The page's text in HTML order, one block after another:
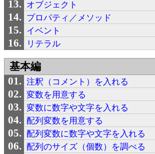
オブジェクト
プロパティ／メソッド
イベント
リテラル
基本編
注釈（コメント）を入れる
変数を用意する
変数に数字や文字を入れる
配列変数を用意する
配列変数に数字や文字を入れる
配列のサイズ（個数）を調べる